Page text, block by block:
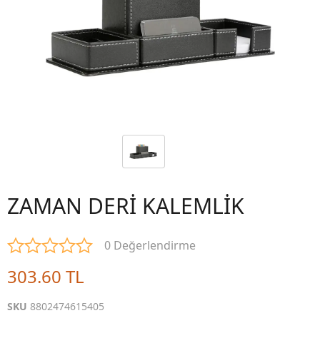
ZAMAN DERİ KALEMLİK
0 Değerlendirme
303.60 TL
SKU 8802474615405